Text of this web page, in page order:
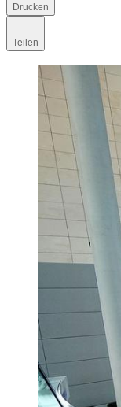
Drucken
Teilen